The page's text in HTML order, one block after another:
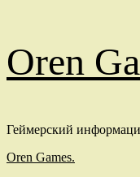
к
содержимому
Oren
Геймерский
Основное
Oren Games.